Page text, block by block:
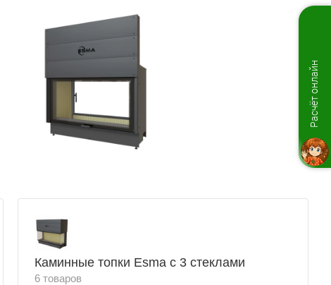
Каминные топки Esma с 3 стеклами
6 товаров
Расчёт онлайн